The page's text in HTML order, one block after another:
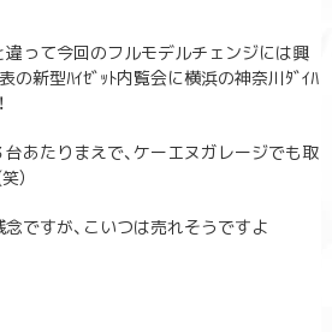
って今回のフルモデルチェンジには興
の新型ﾊｲｾﾞｯﾄ内覧会に横浜の神奈川ﾀﾞｲﾊ
あたりまえで、ケーエヌガレージでも取
）
ですが、こいつは売れそうですよ